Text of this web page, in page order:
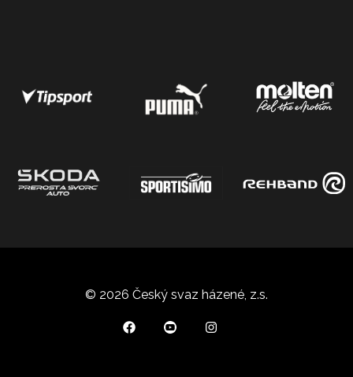
© 2026 Český svaz házené, z.s.